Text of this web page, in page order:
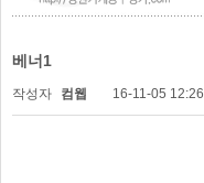
베너1
작성자 컴웹 16-11-05 12:26